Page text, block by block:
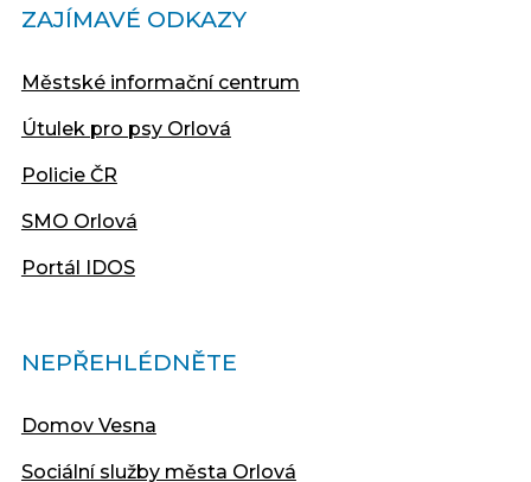
ZAJÍMAVÉ ODKAZY
Městské informační centrum
Útulek pro psy Orlová
Policie ČR
SMO Orlová
Portál IDOS
NEPŘEHLÉDNĚTE
Domov Vesna
Sociální služby města Orlová